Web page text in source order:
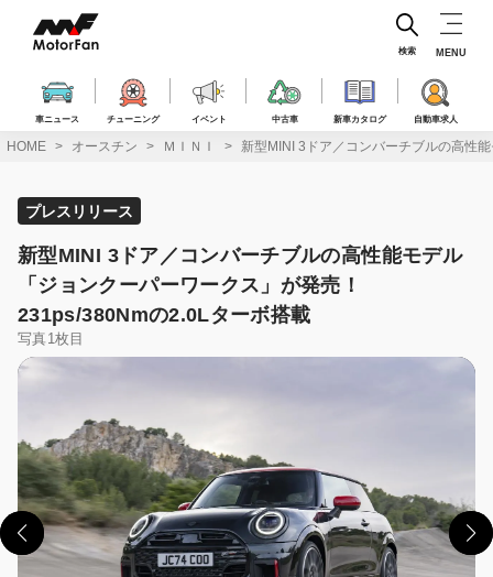
ス
車ニュース チューニング イベント 中古車 新車カタログ 自動車求人
検索 MENU
HOME オースチン ＭＩＮＩ 新型MINI 3ドア／コンバーチブルの高性
プレスリリース
新型MINI 3ドア／コンバーチブルの高性能モデル
「ジョンクーパーワークス」が発売！
231ps/380Nmの2.0Lターボ搭載
写真1枚目